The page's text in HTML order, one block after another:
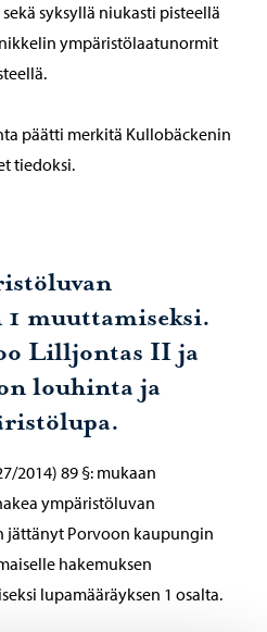
syksyllä niukasti pisteellä
ympäristölaatunormit
päätti merkitä Kullobäckenin
tiedoksi.
1 muuttamiseksi.
Lilljontas II ja
louhinta ja
2014) 89 §: mukaan
ympäristöluvan
jättänyt Porvoon kaupungin
hakemuksen
lupamääräyksen 1 osalta.